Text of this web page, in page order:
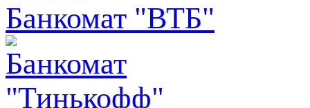
Банкомат "ВТБ"